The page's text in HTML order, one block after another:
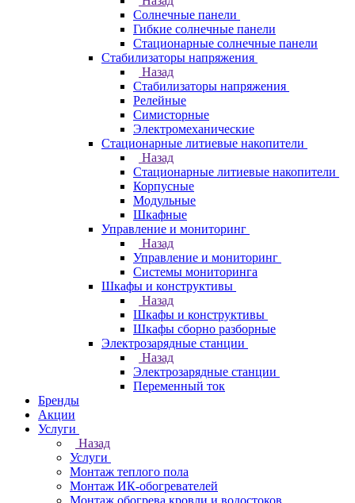
Солнечные панели
Гибкие солнечные панели
Стационарные солнечные панели
Стабилизаторы напряжения
Назад
Стабилизаторы напряжения
Релейные
Симисторные
Электромеханические
Стационарные литиевые накопители
Назад
Стационарные литиевые накопители
Корпусные
Модульные
Шкафные
Управление и мониторинг
Назад
Управление и мониторинг
Системы мониторинга
Шкафы и конструктивы
Назад
Шкафы и конструктивы
Шкафы сборно разборные
Электрозарядные станции
Назад
Электрозарядные станции
Переменный ток
Бренды
Акции
Услуги
Назад
Услуги
Монтаж теплого пола
Монтаж ИК-обогревателей
Монтаж обогрева кровли и водостоков